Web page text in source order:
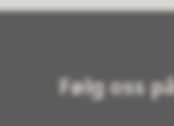
Følg oss